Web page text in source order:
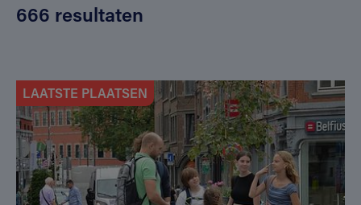
666 resultaten
LAATSTE PLAATSEN